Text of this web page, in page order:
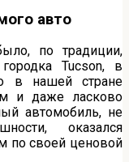
авто
по традиции,
Tucson, в
в нашей стране
и даже ласково
автомобиль, не
оказался
по своей ценовой